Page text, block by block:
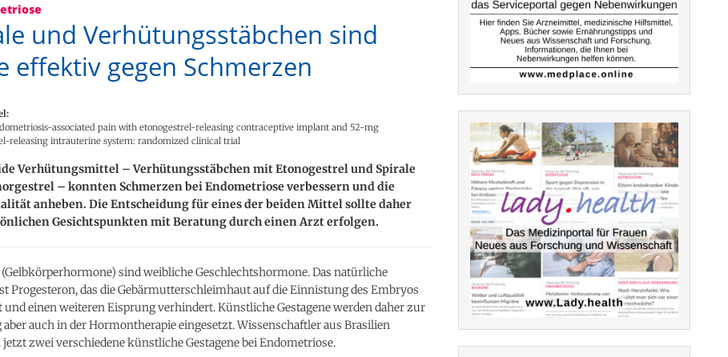
und Verhütungsstäbchen sind
effektiv gegen Schmerzen
associated pain with etonogestrel-releasing contraceptive implant and 52-mg
releasing intrauterine system: randomized clinical trial
Verhütungsmittel – Verhütungsstäbchen mit Etonogestrel und Spirale
– konnten Schmerzen bei Endometriose verbessern und die
anheben. Die Entscheidung für eines der beiden Mittel sollte daher
Gesichtspunkten mit Beratung durch einen Arzt erfolgen.
(Gelbkörperhormone) sind weibliche Geschlechtshormone. Das natürliche
Progesteron, das die Gebärmutterschleimhaut auf die Einnistung des Embryos
und einen weiteren Eisprung verhindert. Künstliche Gestagene werden daher zur
auch in der Hormontherapie eingesetzt. Wissenschaftler aus Brasilien
zwei verschiedene künstliche Gestagene bei Endometriose.